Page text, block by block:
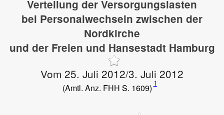
Verteilung der Versorgungslasten
bei Personalwechseln zwischen der
Nordkirche
und der Freien und Hansestadt Hamburg
Vom 25. Juli 2012/3. Juli 2012
(Amtl. Anz. FHH S. 1609) 1